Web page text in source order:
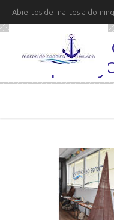
Abiertos de martes a
redes